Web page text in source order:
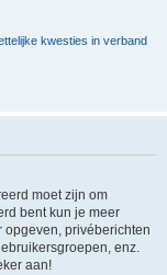
kwesties in verband
moet zijn om
bent kun je meer
opgeven, privéberichten
enz.
aan!